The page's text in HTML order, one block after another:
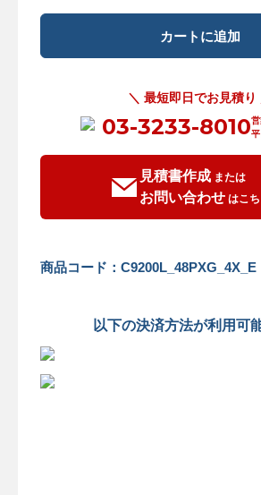
＼ 最短即日でお見積り
03-3233-8010営
見積書作成または
お問い合わせはこち
商品コード：C9200L_48PXG_4X_E
以下の決済方法が利用可